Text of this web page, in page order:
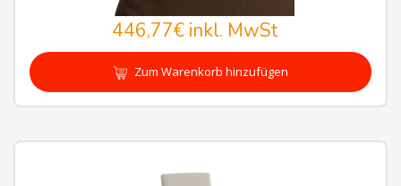
446,77€inkl. MwSt
Zum Warenkorb hinzufügen